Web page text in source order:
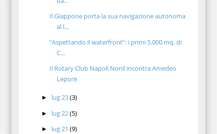
Il Giappone porta la sua navigazione autonoma
al l...
“Aspettando il waterfront”: i primi 5.000 mq. di
C...
Il Rotary Club Napoli Nord incontra Amedeo
Lepore
► lug 23(3)
► lug 22(5)
► lug 21(9)